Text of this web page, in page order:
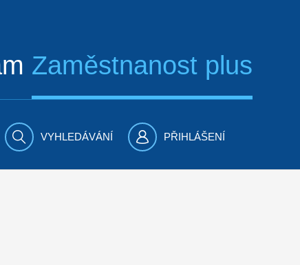
Zaměstnanost plus
VYHLEDÁVÁNÍ PŘIHLÁŠENÍ